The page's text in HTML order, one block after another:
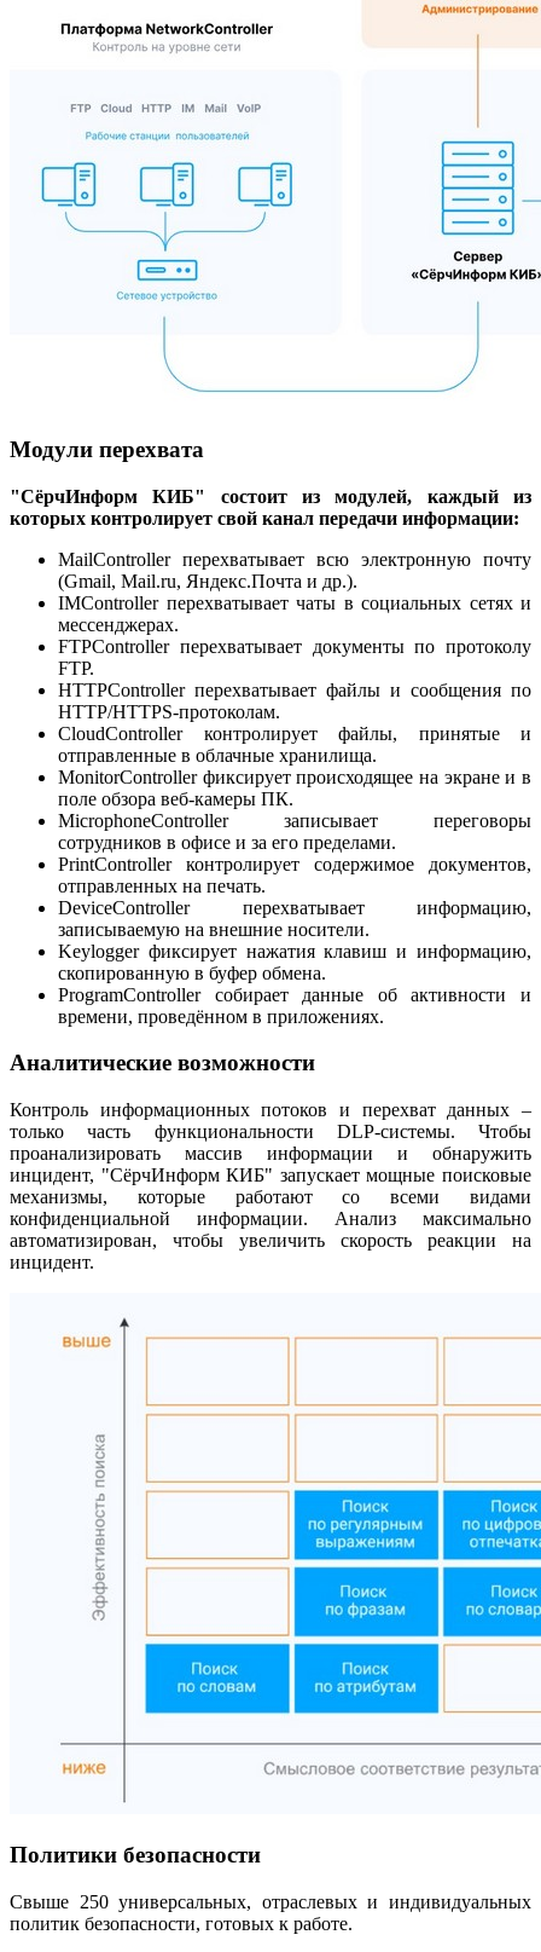
Модули перехвата
"СёрчИнформ КИБ" состоит из модулей, каждый из
которых контролирует свой канал передачи информации:
MailController перехватывает всю электронную почту
(Gmail, Mail.ru, Яндекс.Почта и др.).
IMController перехватывает чаты в социальных сетях и
мессенджерах.
FTPController перехватывает документы по протоколу
FTP.
HTTPController перехватывает файлы и сообщения по
HTTP/HTTPS-протоколам.
CloudController контролирует файлы, принятые и
отправленные в облачные хранилища.
MonitorController фиксирует происходящее на экране и в
поле обзора веб-камеры ПК.
MicrophoneController записывает переговоры
сотрудников в офисе и за его пределами.
PrintController контролирует содержимое документов,
отправленных на печать.
DeviceController перехватывает информацию,
записываемую на внешние носители.
Keylogger фиксирует нажатия клавиш и информацию,
скопированную в буфер обмена.
ProgramController собирает данные об активности и
времени, проведённом в приложениях.
Аналитические возможности
Контроль информационных потоков и перехват данных –
только часть функциональности DLP-системы. Чтобы
проанализировать массив информации и обнаружить
инцидент, "СёрчИнформ КИБ" запускает мощные поисковые
механизмы, которые работают со всеми видами
конфиденциальной информации. Анализ максимально
автоматизирован, чтобы увеличить скорость реакции на
инцидент.
Политики безопасности
Свыше 250 универсальных, отраслевых и индивидуальных
политик безопасности, готовых к работе.